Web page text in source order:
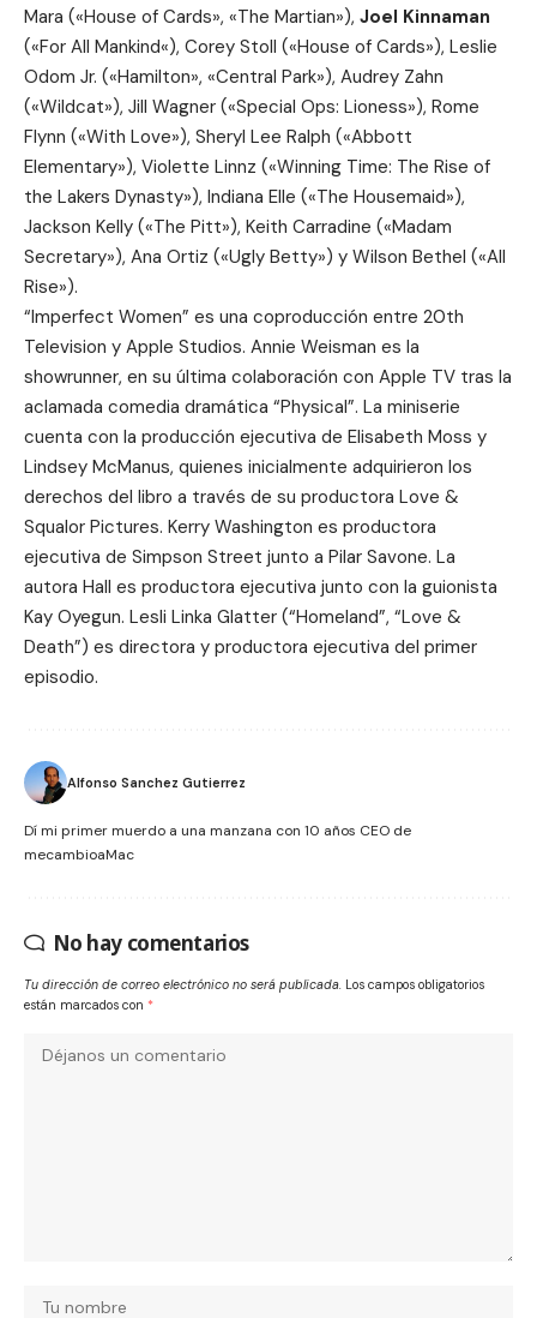
Mara («House of Cards», «The Martian»), Joel Kinnaman
(«For All Mankind«), Corey Stoll («House of Cards»), Leslie
Odom Jr. («Hamilton», «Central Park»), Audrey Zahn
(«Wildcat»), Jill Wagner («Special Ops: Lioness»), Rome
Flynn («With Love»), Sheryl Lee Ralph («Abbott
Elementary»), Violette Linnz («Winning Time: The Rise of
the Lakers Dynasty»), Indiana Elle («The Housemaid»),
Jackson Kelly («The Pitt»), Keith Carradine («Madam
Secretary»), Ana Ortiz («Ugly Betty») y Wilson Bethel («All
Rise»).
“Imperfect Women” es una coproducción entre 20th
Television y Apple Studios. Annie Weisman es la
showrunner, en su última colaboración con Apple TV tras la
aclamada comedia dramática “Physical”. La miniserie
cuenta con la producción ejecutiva de Elisabeth Moss y
Lindsey McManus, quienes inicialmente adquirieron los
derechos del libro a través de su productora Love &
Squalor Pictures. Kerry Washington es productora
ejecutiva de Simpson Street junto a Pilar Savone. La
autora Hall es productora ejecutiva junto con la guionista
Kay Oyegun. Lesli Linka Glatter (“Homeland”, “Love &
Death”) es directora y productora ejecutiva del primer
episodio.
Alfonso Sanchez Gutierrez
Dí mi primer muerdo a una manzana con 10 años CEO de
mecambioaMac
No hay comentarios
Tu dirección de correo electrónico no será publicada. Los campos obligatorios
están marcados con *